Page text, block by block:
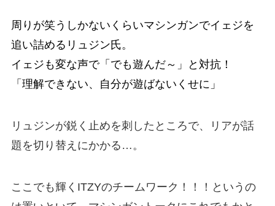
周りが笑うしかないくらいマシンガンでイェジを
追い詰めるリュジン氏。
イェジも変な声で「でも遊んだ～」と対抗！
「理解できない、自分が遊ばないくせに」
リュジンが鋭く止めを刺したところで、リアが話
題を切り替えにかかる…。
ここでも輝くITZYのチームワーク！！！というの